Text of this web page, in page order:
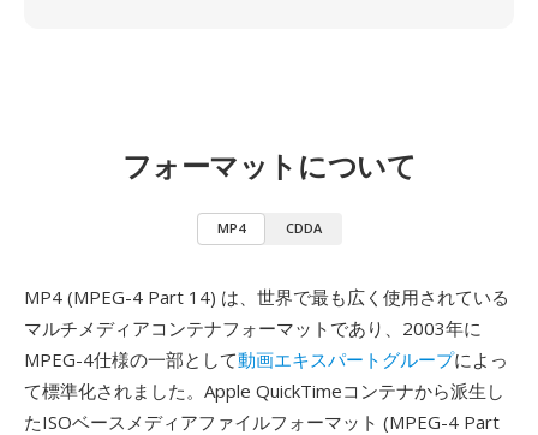
フォーマットについて
MP4 CDDA
MP4 (MPEG-4 Part 14) は、世界で最も広く使用されている
マルチメディアコンテナフォーマットであり、2003年に
MPEG-4仕様の一部として動画エキスパートグループによっ
て標準化されました。Apple QuickTimeコンテナから派生し
たISOベースメディアファイルフォーマット (MPEG-4 Part